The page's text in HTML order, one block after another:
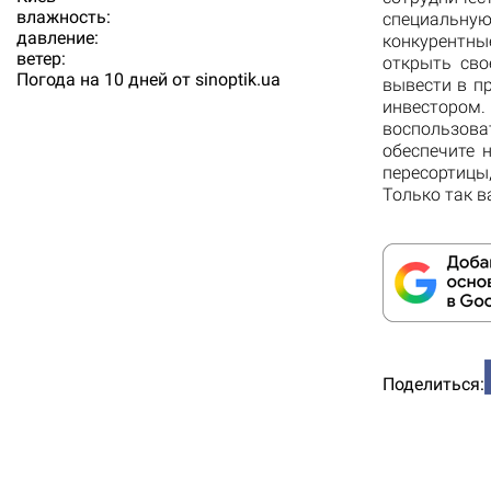
влажность:
давление:
ветер:
Погода на 10 дней от sinoptik.ua
открыть
вывести в
обеспечите
Только так
Поделиться: